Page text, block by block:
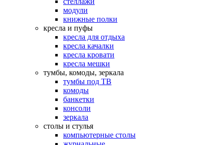
модули
книжные полки
кресла и пуфы
кресла для отдыха
кресла качалки
кресла кровати
кресла мешки
тумбы, комоды, зеркала
тумбы под ТВ
комоды
банкетки
консоли
зеркала
столы и стулья
компьютерные столы